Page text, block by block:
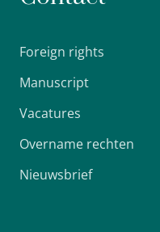
Foreign rights
Manuscript
Vacatures
Overname rechten
Nieuwsbrief